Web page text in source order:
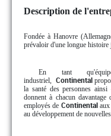
Description de
Fondée à Hanovre
prévaloir d'une longue histoire
En tant
industriel, Continental
la santé des personnes
donnent à chacun
employés de Continental
au développement de